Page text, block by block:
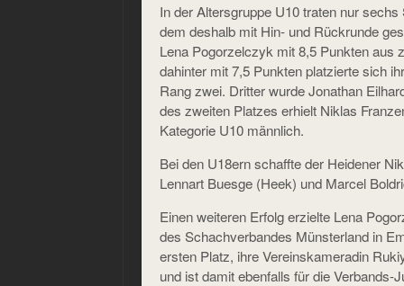
In der Altersgruppe U10 traten nur
dem deshalb mit Hin- und Rückrunde
Lena Pogorzelczyk mit 8,5 Punkten aus
dahinter mit 7,5 Punkten platzierte sich
Rang zwei. Dritter wurde Jonathan
des zweiten Platzes erhielt Niklas
Kategorie U10 männlich.
Bei den U18ern schaffte der Heidener
Lennart Buesge (Heek) und Marcel
Einen weiteren Erfolg erzielte Lena
des Schachverbandes Münsterland in
ersten Platz, ihre Vereinskameradin
und ist damit ebenfalls für die